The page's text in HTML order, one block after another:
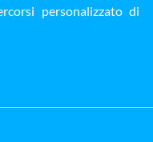
personalizzato di